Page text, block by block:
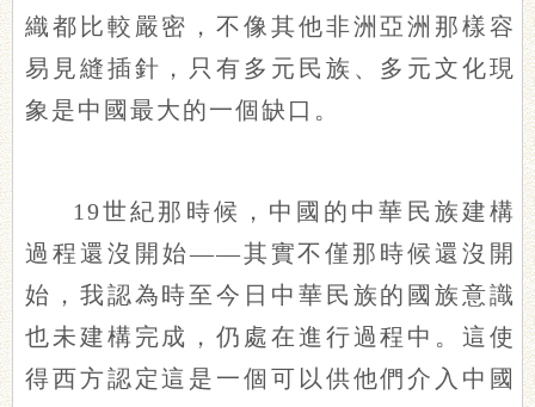
織都比較嚴密，不像其他非洲亞洲那樣容
易見縫插針，只有多元民族、多元文化現
象是中國最大的一個缺口。
19世紀那時候，中國的中華民族建構
過程還沒開始——其實不僅那時候還沒開
始，我認為時至今日中華民族的國族意識
也未建構完成，仍處在進行過程中。這使
得西方認定這是一個可以供他們介入中國